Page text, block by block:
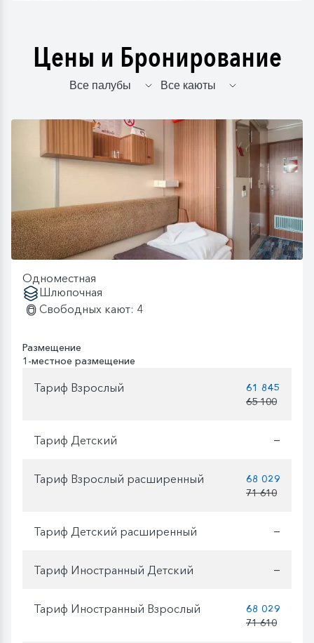
Цены и Бронирование
Одноместная
Шлюпочная
Свободных кают: 4
Размещение
1-местное размещение
Тариф Взрослый
61 845
65 100
Тариф Детский —
Тариф Взрослый расширенный
68 029
71 610
Тариф Детский расширенный —
Тариф Иностранный Детский —
Тариф Иностранный Взрослый
68 029
71 610